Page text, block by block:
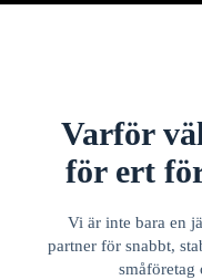
Varför
för ert
Vi är inte bara en
partner för snabbt,
småföretag